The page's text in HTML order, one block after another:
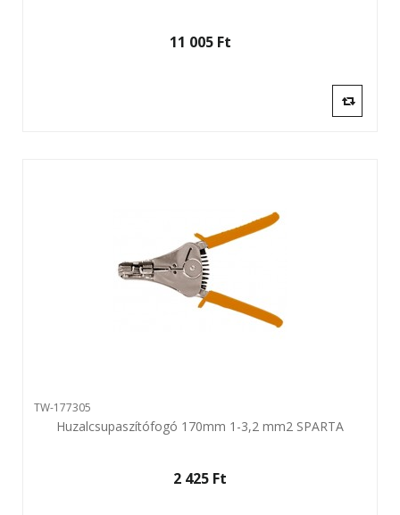
11 005 Ft‎
TW-177305
Huzalcsupaszítófogó 170mm 1-3,2 mm2 SPARTA
2 425 Ft‎